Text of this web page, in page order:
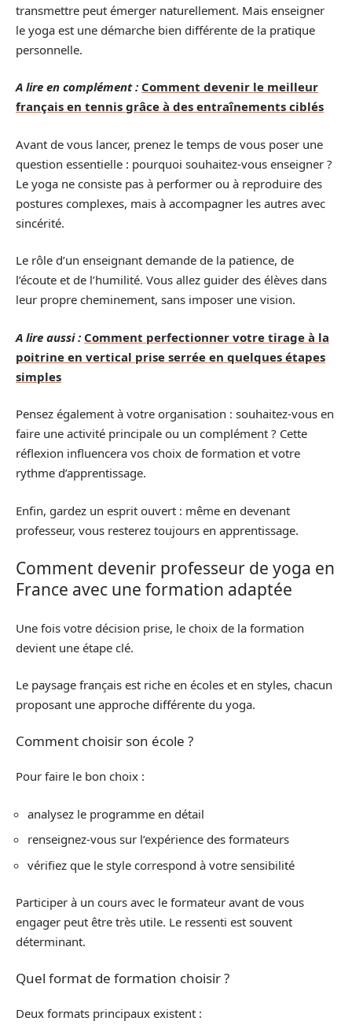
transmettre peut émerger naturellement. Mais enseigner
le yoga est une démarche bien différente de la pratique
personnelle.
A lire en complément : Comment devenir le meilleur
français en tennis grâce à des entraînements ciblés
Avant de vous lancer, prenez le temps de vous poser une
question essentielle : pourquoi souhaitez-vous enseigner ?
Le yoga ne consiste pas à performer ou à reproduire des
postures complexes, mais à accompagner les autres avec
sincérité.
Le rôle d’un enseignant demande de la patience, de
l’écoute et de l’humilité. Vous allez guider des élèves dans
leur propre cheminement, sans imposer une vision.
A lire aussi : Comment perfectionner votre tirage à la
poitrine en vertical prise serrée en quelques étapes
simples
Pensez également à votre organisation : souhaitez-vous en
faire une activité principale ou un complément ? Cette
réflexion influencera vos choix de formation et votre
rythme d’apprentissage.
Enfin, gardez un esprit ouvert : même en devenant
professeur, vous resterez toujours en apprentissage.
Comment devenir professeur de yoga en
France avec une formation adaptée
Une fois votre décision prise, le choix de la formation
devient une étape clé.
Le paysage français est riche en écoles et en styles, chacun
proposant une approche différente du yoga.
Comment choisir son école ?
Pour faire le bon choix :
analysez le programme en détail
renseignez-vous sur l’expérience des formateurs
vérifiez que le style correspond à votre sensibilité
Participer à un cours avec le formateur avant de vous
engager peut être très utile. Le ressenti est souvent
déterminant.
Quel format de formation choisir ?
Deux formats principaux existent :